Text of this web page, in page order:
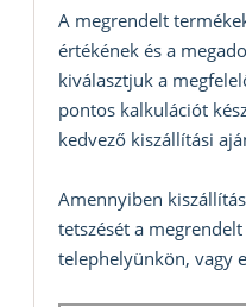
A megrendelt
értékének és a
kiválasztjuk a
pontos kalkulációt
kedvező kiszállítási
Amennyiben
tetszését a
telephelyünkön, vagy